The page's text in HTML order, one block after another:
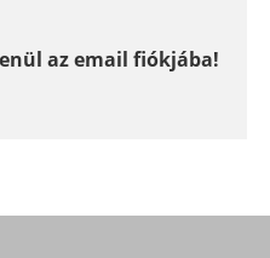
az email fiókjába!